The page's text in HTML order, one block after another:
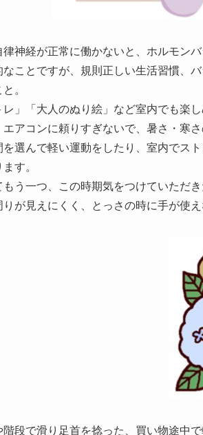
律神経が正常に働かないと、ホルモン
なことですが、規則正しい生活習慣、
。
レ」「大人のぬり絵」など室内でも楽
エアコンに頼りすぎないで、暑さ・寒
を選んで軽い運動をしたり、室内でス
す。
もう一つ、この時期気をつけていただ
りが見えにくく、とっさの時に手が使
階段で滑り足首を捻った、買い物途中